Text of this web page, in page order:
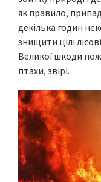
як правило,
декілька годин
знищити цілі
Великої шкоди
птахи, звірі.